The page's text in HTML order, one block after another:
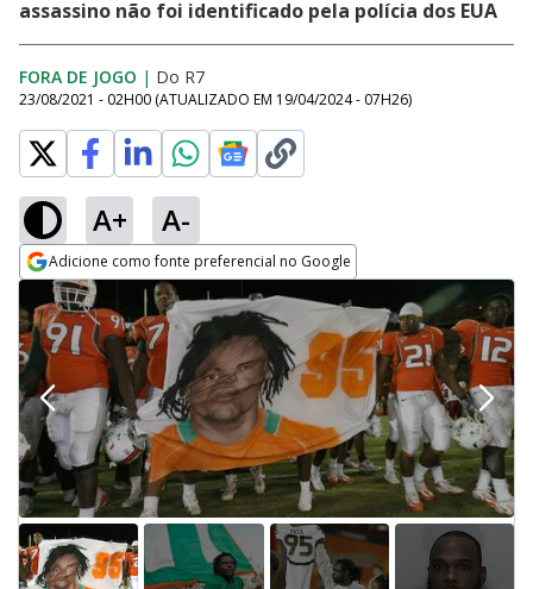
assassino não foi identificado pela polícia dos EUA
FORA DE JOGO | Do R7
23/08/2021 - 02H00 (ATUALIZADO EM 19/04/2024 - 07H26)
A+ A-
Adicione como fonte preferencial no Google
Opens in new window